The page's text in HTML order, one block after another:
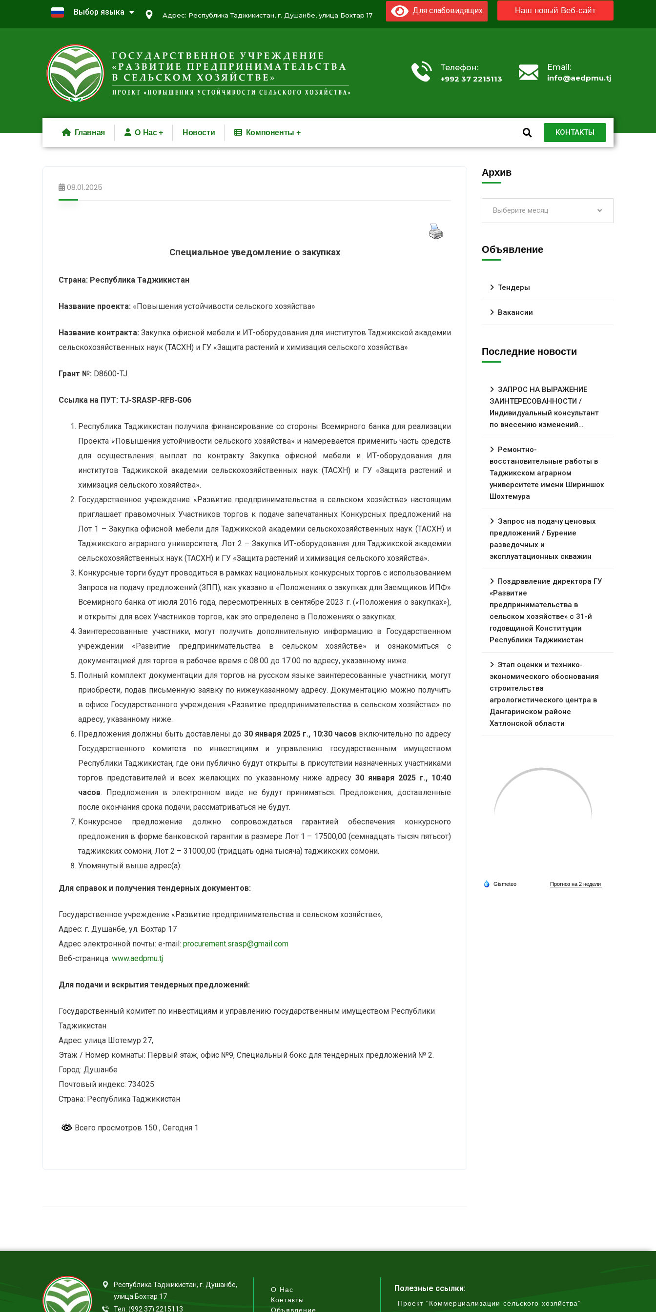
Выбор языка Адрес: Республика Таджикистан, г. Душанбе, улица Бохтар 17
Для слабовидящих Наш новый Веб-сайт
Телефон:
+992 37 2215113
Email:
info@aedpmu.tj
Главная О Нас Новости Компоненты КОНТАКТЫ
08.01.2025
Специальное уведомление о закупках
Страна: Республика Таджикистан
Название проекта: «Повышения устойчивости сельского хозяйства»
Название контракта:Закупка офисной мебели и ИТ-оборудования для институтов Таджикской академии
сельскохозяйственных наук (ТАСХН) и ГУ «Защита растений и химизация сельского хозяйства»
Грант №: D8600-TJ
Ссылка на ПУТ: TJ-SRASP-RFB-G06
Республика Таджикистан получила финансирование со стороны Всемирного банка для реализации
Проекта «Повышения устойчивости сельского хозяйства» и намеревается применить часть средств
для осуществления выплат по контракту Закупка офисной мебели и ИТ-оборудования для
институтов Таджикской академии сельскохозяйственных наук (ТАСХН) и ГУ «Защита растений и
химизация сельского хозяйства».
Государственное учреждение «Развитие предпринимательства в сельском хозяйстве» настоящим
приглашает правомочных Участников торгов к подаче запечатанных Конкурсных предложений на
Лот 1 – Закупка офисной мебели для Таджикской академии сельскохозяйственных наук (ТАСХН) и
Таджикского аграрного университета, Лот 2 – Закупка ИТ-оборудования для Таджикской академии
сельскохозяйственных наук (ТАСХН) и ГУ «Защита растений и химизация сельского хозяйства».
Конкурсные торги будут проводиться в рамках национальных конкурсных торгов с использованием
Запроса на подачу предложений (ЗПП), как указано в «Положениях о закупках для Заемщиков ИПФ»
Всемирного банка от июля 2016 года, пересмотренных в сентябре 2023 г. («Положения о закупках»),
и открыты для всех Участников торгов, как это определено в Положениях о закупках.
Заинтересованные участники, могут получить дополнительную информацию в Государственном
учреждении «Развитие предпринимательства в сельском хозяйстве» и ознакомиться с
документацией для торгов в рабочее время с 08.00 до 17.00 по адресу, указанному ниже.
Полный комплект документации для торгов на русском языке заинтересованные участники, могут
приобрести, подав письменную заявку по нижеуказанному адресу. Документацию можно получить
в офисе Государственного учреждения «Развитие предпринимательства в сельском хозяйстве» по
адресу, указанному ниже.
Предложения должны быть доставлены до 30 января 2025 г., 10:30 часов включительно по адресу
Государственного комитета по инвестициям и управлению государственным имуществом
Республики Таджикистан, где они публично будут открыты в присутствии назначенных участниками
торгов представителей и всех желающих по указанному ниже адресу30 января 2025 г., 10:40
часов. Предложения в электронном виде не будут приниматься. Предложения, доставленные
после окончания срока подачи, рассматриваться не будут.
Конкурсное предложение должно сопровождаться гарантией обеспечения конкурсного
предложения в форме банковской гарантии в размере Лот 1 – 17500,00 (семнадцать тысяч пятьсот)
таджикских сомони, Лот 2 – 31000,00 (тридцать одна тысяча) таджикских сомони.
Упомянутый выше адрес(а):
Для справок и получения тендерных документов:
Государственное учреждение «Развитие предпринимательства в сельском хозяйстве»,
Адрес: г. Душанбе, ул. Бохтар 17
Адрес электронной почты: e-mail: procurement.srasp@gmail.com
Веб-страница: www.aedpmu.tj
Для подачи и вскрытия тендерных предложений:
Государственный комитет по инвестициям и управлению государственным имуществом Республики
Таджикистан
Адрес: улица Шотемур 27,
Этаж / Номер комнаты: Первый этаж, офис №9, Специальный бокс для тендерных предложений № 2.
Город: Душанбе
Почтовый индекс: 734025
Страна: Республика Таджикистан
Всего просмотров 150 , Сегодня 1
Архив
Выберите месяц
Объявление
Тендеры
Вакансии
Последние новости
ЗАПРОС НА ВЫРАЖЕНИЕ
ЗАИНТЕРЕСОВАННОСТИ /
Индивидуальный консультант
по внесению изменений…
Ремонтно-
восстановительные работы в
Таджикском аграрном
университете имени Шириншох
Шохтемура
Запрос на подачу ценовых
предложений / Бурение
разведочных и
эксплуатационных скважин
Поздравление директора ГУ
«Развитие
предпринимательства в
сельском хозяйстве» с 31-й
годовщиной Конституции
Республики Таджикистан
Этап оценки и технико-
экономического обоснования
строительства
агрологистического центра в
Дангаринском районе
Хатлонской области
Республика Таджикистан, г. Душанбе,
улица Бохтар 17
Тел: (992 37) 2215113
О Нас
Контакты
Объявление
Полезные ссылки:
Проект “Коммерциализации сельского хозяйства”